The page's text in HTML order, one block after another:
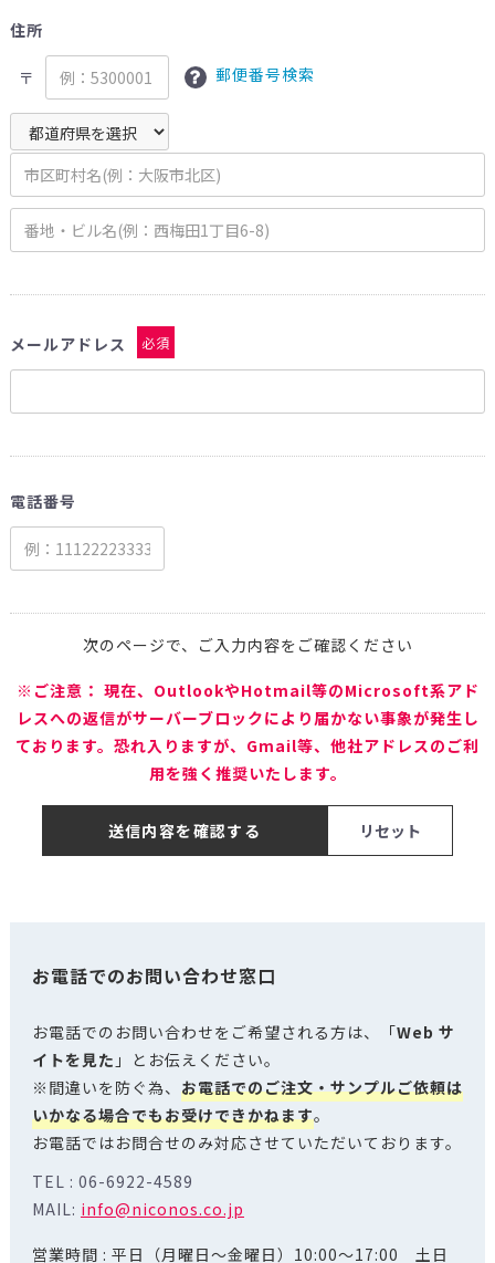
住所
〒 郵便番号検索
メールアドレス 必須
電話番号
次のページで、ご入力内容をご確認ください
※ご注意： 現在、OutlookやHotmail等のMicrosoft系アド
レスへの返信がサーバーブロックにより届かない事象が発生し
ております。恐れ入りますが、Gmail等、他社アドレスのご利
用を強く推奨いたします。
送信内容を確認する
お電話でのお問い合わせ窓口
お電話でのお問い合わせをご希望される方は、「Web サ
イトを見た 」とお伝えください。
※間違いを防ぐ為、 お電話でのご注文・サンプルご依頼は
いかなる場合でもお受けできかねます。
お電話ではお問合せのみ対応させていただいております。
TEL : 06-6922-4589
MAIL: info@niconos.co.jp
営業時間 : 平日（月曜日～金曜日）10:00～17:00 土日